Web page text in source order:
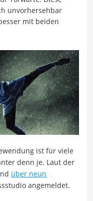
unvorhersehbar
mit beiden
ist für viele
denn je. Laut der
über neun
angemeldet.